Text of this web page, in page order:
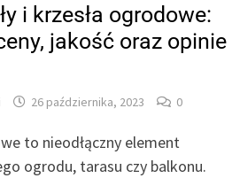
i krzesła ogrodowe:
jakość oraz opinie
26 października, 2023 0
to nieodłączny element
ogrodu, tarasu czy balkonu.